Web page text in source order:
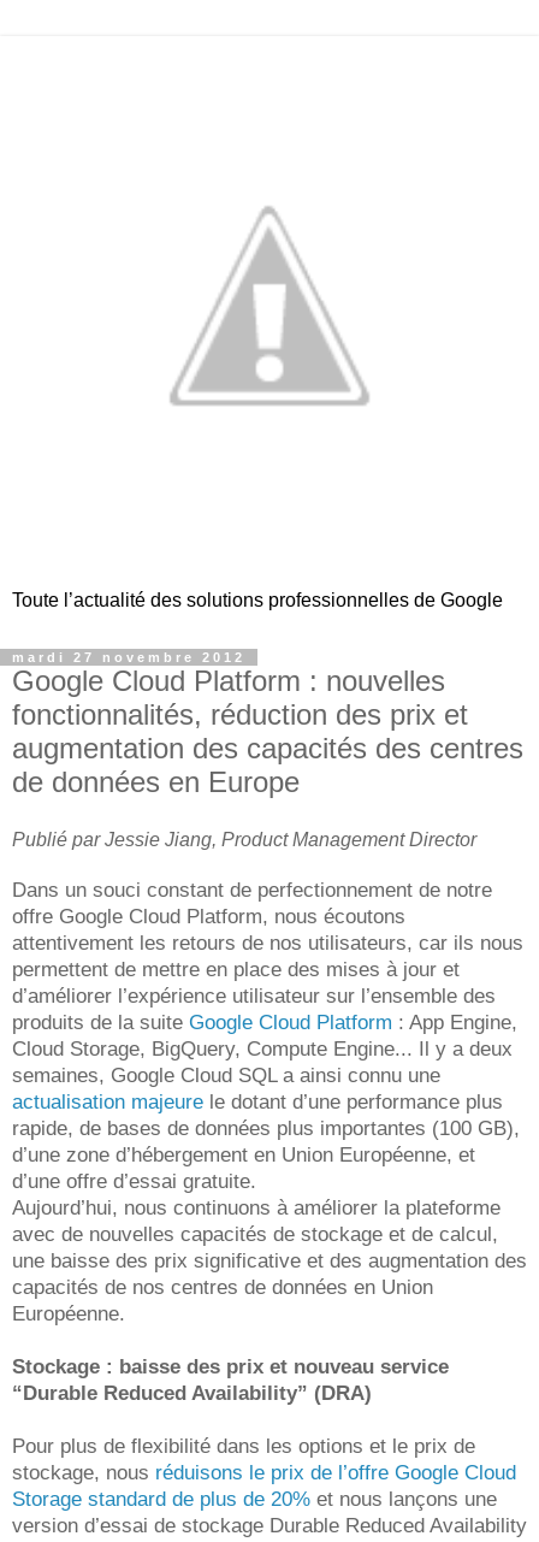
Toute l’actualité des solutions professionnelles de Google
mardi 27 novembre 2012
Google Cloud Platform : nouvelles
fonctionnalités, réduction des prix et
augmentation des capacités des centres
de données en Europe
Publié par Jessie Jiang, Product Management Director
Dans un souci constant de perfectionnement de notre
offre Google Cloud Platform, nous écoutons
attentivement les retours de nos utilisateurs, car ils nous
permettent de mettre en place des mises à jour et
d’améliorer l’expérience utilisateur sur l’ensemble des
produits de la suite Google Cloud Platform : App Engine,
Cloud Storage, BigQuery, Compute Engine... Il y a deux
semaines, Google Cloud SQL a ainsi connu une
actualisation majeure le dotant d’une performance plus
rapide, de bases de données plus importantes (100 GB),
d’une zone d’hébergement en Union Européenne, et
d’une offre d’essai gratuite.
Aujourd’hui, nous continuons à améliorer la plateforme
avec de nouvelles capacités de stockage et de calcul,
une baisse des prix significative et des augmentation des
capacités de nos centres de données en Union
Européenne.
Stockage : baisse des prix et nouveau service
“Durable Reduced Availability” (DRA)
Pour plus de flexibilité dans les options et le prix de
stockage, nous réduisons le prix de l’offre Google Cloud
Storage standard de plus de 20% et nous lançons une
version d’essai de stockage Durable Reduced Availability